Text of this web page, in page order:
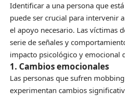
Identificar a una persona que
puede ser crucial para intervenir
el apoyo necesario. Las víctimas
serie de señales y
impacto psicológico y emocional
1. Cambios emocionales
Las personas que sufren
experimentan cambios